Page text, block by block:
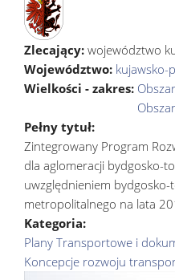
Zlecający: województwo
Województwo: kujawsko-
Wielkości - zakres:
Pełny tytuł:
Zintegrowany Program
dla aglomeracji bydgosko-
uwzględnieniem
metropolitalnego na lata
Kategoria:
Plany Transportowe i
Koncepcje rozwoju